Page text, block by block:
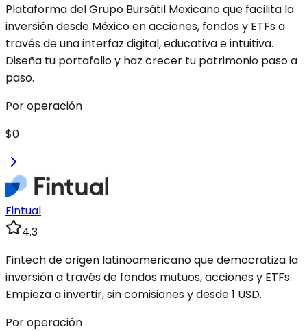
Plataforma del Grupo Bursátil Mexicano que facilita la
inversión desde México en acciones, fondos y ETFs a
través de una interfaz digital, educativa e intuitiva.
Diseña tu portafolio y haz crecer tu patrimonio paso a
paso.
Por operación
$0
Fintual
4.3
Fintech de origen latinoamericano que democratiza la
inversión a través de fondos mutuos, acciones y ETFs.
Empieza a invertir, sin comisiones y desde 1 USD.
Por operación